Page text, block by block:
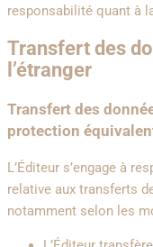
responsabilité quant à
Transfert des
l’étranger
Transfert des
protection
L’Éditeur s’engage à
relative aux transferts
notamment selon les